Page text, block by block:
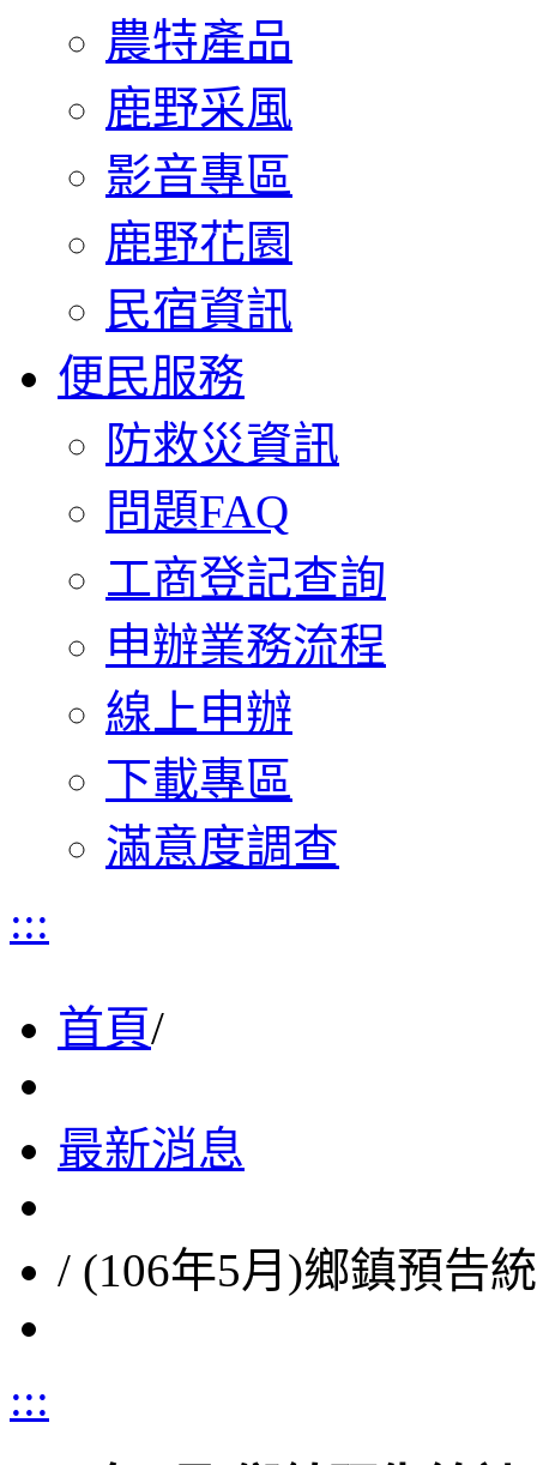
農特產品
鹿野采風
影音專區
鹿野花園
民宿資訊
便民服務
防救災資訊
問題FAQ
工商登記查詢
申辦業務流程
線上申辦
下載專區
滿意度調查
:::
首頁/
最新消息
/ (106年5月)鄉鎮預告
:::